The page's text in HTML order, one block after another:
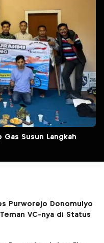
Gas Susun Langkah
Purworejo Donomulyo
VC-nya di Status